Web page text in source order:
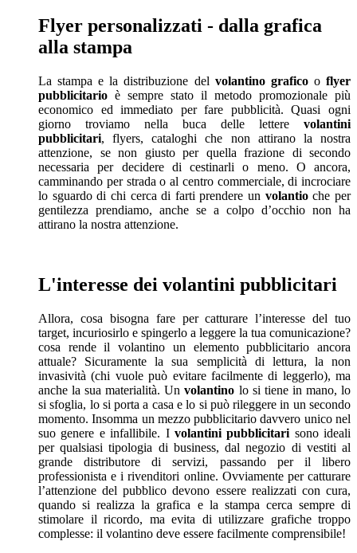
Flyer personalizzati - dalla grafica
alla stampa
La stampa e la distribuzione del volantino grafico o flyer
pubblicitario è sempre stato il metodo promozionale più
economico ed immediato per fare pubblicità. Quasi ogni
giorno troviamo nella buca delle lettere volantini
pubblicitari, flyers, cataloghi che non attirano la nostra
attenzione, se non giusto per quella frazione di secondo
necessaria per decidere di cestinarli o meno. O ancora,
camminando per strada o al centro commerciale, di incrociare
lo sguardo di chi cerca di farti prendere un volantioche per
gentilezza prendiamo, anche se a colpo d’occhio non ha
attirano la nostra attenzione.
L'interesse dei volantini pubblicitari
Allora, cosa bisogna fare per catturare l’interesse del tuo
target, incuriosirlo e spingerlo a leggere la tua comunicazione?
cosa rende il volantino un elemento pubblicitario ancora
attuale? Sicuramente la sua semplicità di lettura, la non
invasività (chi vuole può evitare facilmente di leggerlo), ma
anche la sua materialità. Unvolantino lo si tiene in mano, lo
si sfoglia, lo si porta a casa e lo si può rileggere in un secondo
momento. Insomma un mezzo pubblicitario davvero unico nel
suo genere e infallibile. I volantini pubblicitari sono ideali
per qualsiasi tipologia di business, dal negozio di vestiti al
grande distributore di servizi, passando per il libero
professionista e i rivenditori online. Ovviamente per catturare
l’attenzione del pubblico devono essere realizzati con cura,
quando si realizza la grafica e la stampa cerca sempre di
stimolare il ricordo, ma evita di utilizzare grafiche troppo
complesse: il volantino deve essere facilmente comprensibile!